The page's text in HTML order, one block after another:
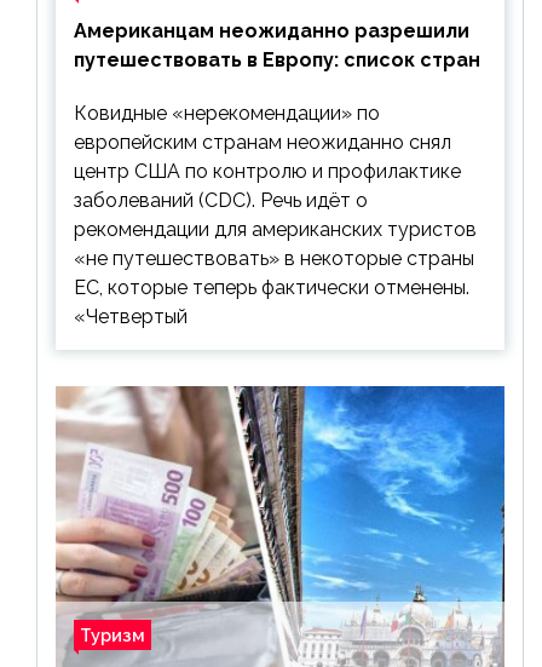
Американцам неожиданно разрешили
путешествовать в Европу: список стран
Ковидные «нерекомендации» по
европейским странам неожиданно снял
центр США по контролю и профилактике
заболеваний (CDC). Речь идёт о
рекомендации для американских туристов
«не путешествовать» в некоторые страны
ЕС, которые теперь фактически отменены.
«Четвертый
Туризм